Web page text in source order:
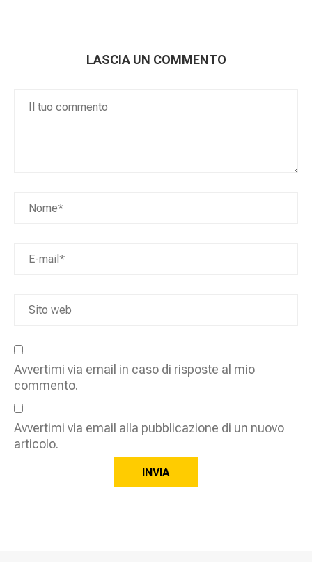
LASCIA UN COMMENTO
Avvertimi via email in caso di risposte al mio
commento.
Avvertimi via email alla pubblicazione di un nuovo
articolo.